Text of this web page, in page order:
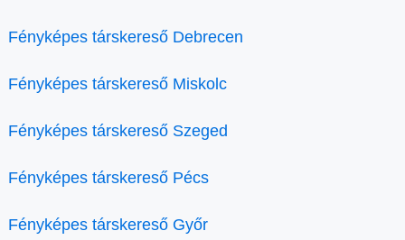
Fényképes társkereső Debrecen
Fényképes társkereső Miskolc
Fényképes társkereső Szeged
Fényképes társkereső Pécs
Fényképes társkereső Győr